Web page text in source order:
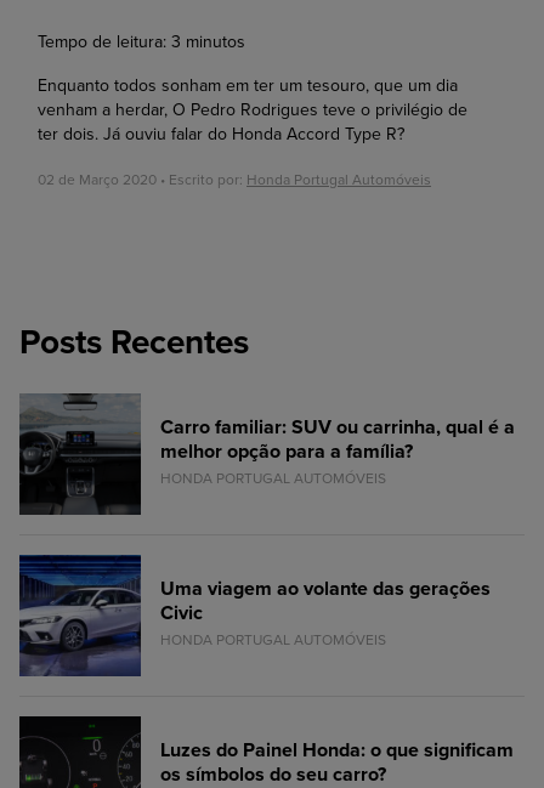
Tempo de leitura: 3 minutos
Enquanto todos sonham em ter um tesouro, que um dia
venham a herdar, O Pedro Rodrigues teve o privilégio de
ter dois. Já ouviu falar do Honda Accord Type R?
02 de Março 2020 • Escrito por: Honda Portugal Automóveis
Posts Recentes
Carro familiar: SUV ou carrinha, qual é a
melhor opção para a família?
HONDA PORTUGAL AUTOMÓVEIS
Uma viagem ao volante das gerações
Civic
HONDA PORTUGAL AUTOMÓVEIS
Luzes do Painel Honda: o que significam
os símbolos do seu carro?